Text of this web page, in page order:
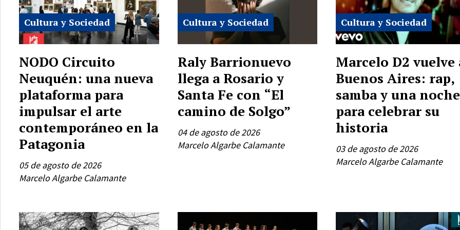
NODO Circuito
Neuquén: una nueva
plataforma para
impulsar el arte
contemporáneo en la
Patagonia
Marcelo Algarbe Calamante
Cultura y Sociedad
05 de agosto de 2026
Raly Barrionuevo
llega a Rosario y
Santa Fe con “El
camino de Solgo”
Marcelo Algarbe Calamante
Cultura y Sociedad
04 de agosto de 2026
Marcelo D2 vuelve
Buenos Aires: rap,
samba y una noche
para celebrar su
historia
Marcelo Algarbe Calamante
Cultura y Sociedad
03 de agosto de 2026